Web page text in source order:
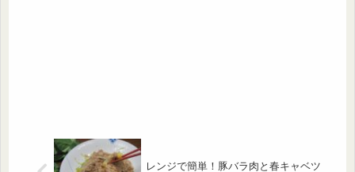
レンジで簡単！豚バラ肉と春キャベツ